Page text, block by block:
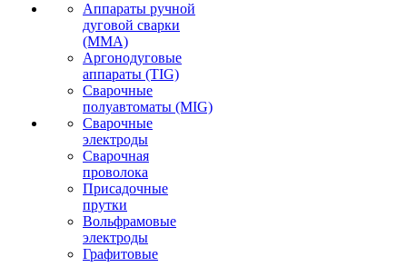
Аппараты ручной
дуговой сварки
(MMA)
Аргонодуговые
аппараты (TIG)
Сварочные
полуавтоматы (MIG)
Сварочные
электроды
Сварочная
проволока
Присадочные
прутки
Вольфрамовые
электроды
Графитовые